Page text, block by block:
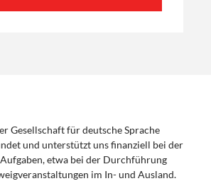
Gesellschaft für deutsche Sprache
und unterstützt uns finanziell bei der
etwa bei der Durchführung
im In- und Ausland.